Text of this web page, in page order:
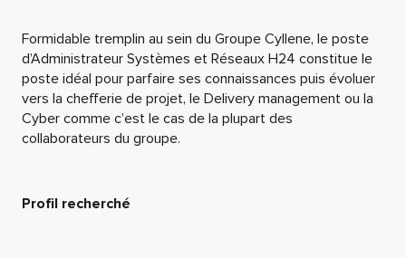
Formidable tremplin au sein du Groupe Cyllene, le poste
d’Administrateur Systèmes et Réseaux H24 constitue le
poste idéal pour parfaire ses connaissances puis évoluer
vers la chefferie de projet, le Delivery management ou la
Cyber comme c’est le cas de la plupart des
collaborateurs du groupe.
Profil recherché